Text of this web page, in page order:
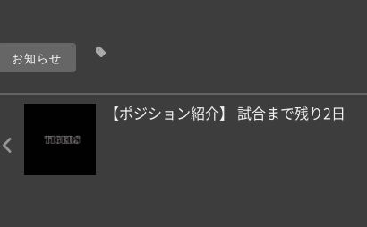
お知らせ
【ポジション紹介】 試合まで残り2日️